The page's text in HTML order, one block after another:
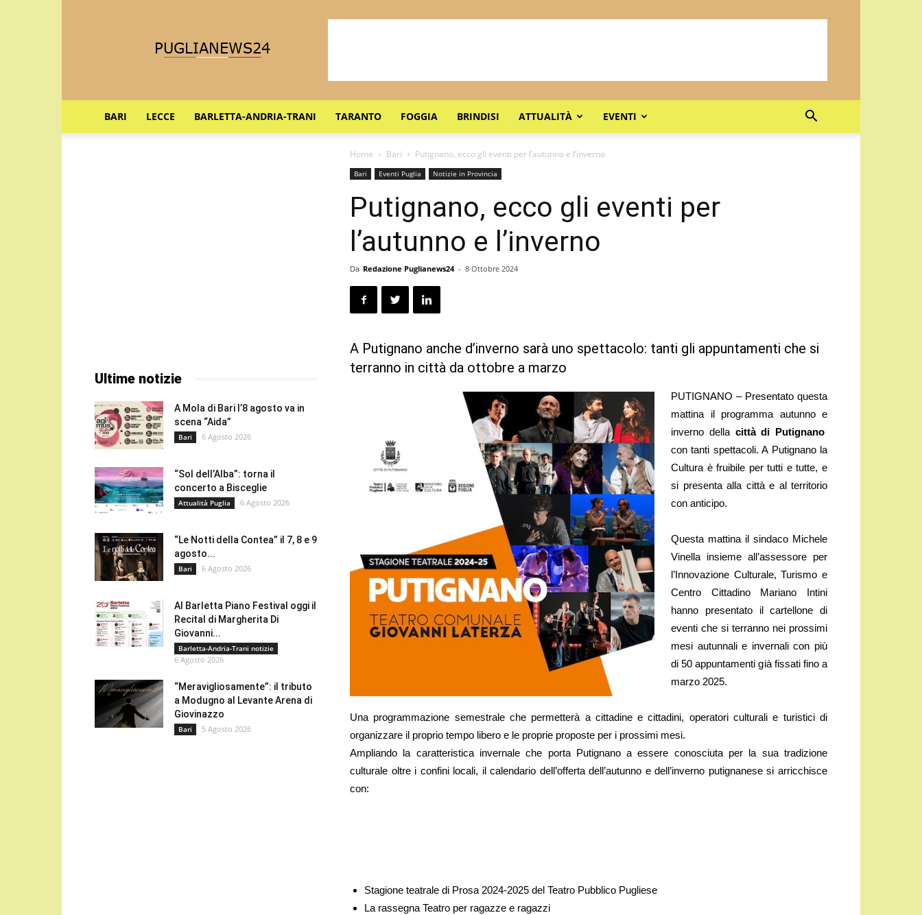
BARI LECCE BARLETTA-ANDRIA-TRANI TARANTO FOGGIA BRINDISI ATTUALITÀ EVENTI
Home Bari Putignano, ecco gli eventi per l’autunno e l’inverno
Bari Eventi Puglia Notizie in Provincia
Putignano, ecco gli eventi per
l’autunno e l’inverno
Da Redazione Puglianews24 - 8 Ottobre 2024
A Putignano anche d’inverno sarà uno spettacolo: tanti gli appuntamenti che si
terranno in città da ottobre a marzo
PUTIGNANO – Presentato questa
mattina il programma autunno e
inverno della città di Putignano
con tanti spettacoli. A Putignano la
Cultura è fruibile per tutti e tutte, e
si presenta alla città e al territorio
con anticipo.
Questa mattina il sindaco Michele
Vinella insieme all’assessore per
l’Innovazione Culturale, Turismo e
Centro Cittadino Mariano Intini
hanno presentato il cartellone di
eventi che si terranno nei prossimi
mesi autunnali e invernali con più
di 50 appuntamenti già fissati fino a
marzo 2025.
Una programmazione semestrale che permetterà a cittadine e cittadini, operatori culturali e turistici di
organizzare il proprio tempo libero e le proprie proposte per i prossimi mesi.
Ampliando la caratteristica invernale che porta Putignano a essere conosciuta per la sua tradizione
culturale oltre i confini locali, il calendario dell’offerta dell’autunno e dell’inverno putignanese si arricchisce
con:
Stagione teatrale di Prosa 2024-2025 del Teatro Pubblico Pugliese
La rassegna Teatro per ragazze e ragazzi
Ultime notizie
A Mola di Bari l’8 agosto va in
scena “Aida”
Bari 6 Agosto 2026
“Sol dell’Alba”: torna il
concerto a Bisceglie
Attualità Puglia 6 Agosto 2026
“Le Notti della Contea” il 7, 8 e 9
agosto...
Bari 6 Agosto 2026
Al Barletta Piano Festival oggi il
Recital di Margherita Di
Giovanni...
Barletta-Andria-Trani notizie
6 Agosto 2026
“Meravigliosamente”: il tributo
a Modugno al Levante Arena di
Giovinazzo
Bari 5 Agosto 2026